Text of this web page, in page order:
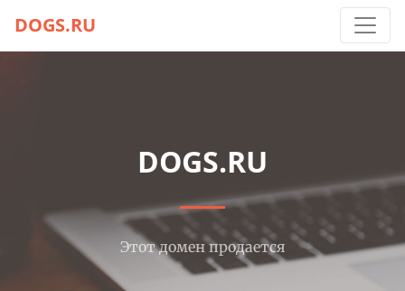
DOGS.RU
DOGS.RU
Этот домен продается